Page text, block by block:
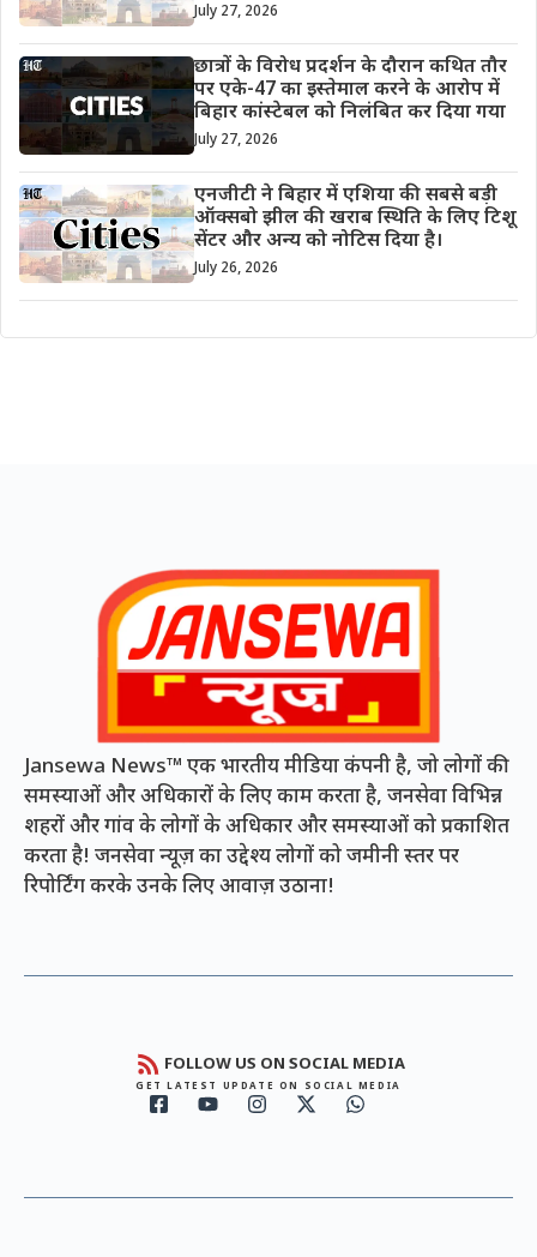
July 27, 2026
छात्रों के विरोध प्रदर्शन के दौरान कथित तौर
पर एके-47 का इस्तेमाल करने के आरोप में
बिहार कांस्टेबल को निलंबित कर दिया गया
July 27, 2026
एनजीटी ने बिहार में एशिया की सबसे बड़ी
ऑक्सबो झील की खराब स्थिति के लिए टिशू
सेंटर और अन्य को नोटिस दिया है।
July 26, 2026
Jansewa News™ एक भारतीय मीडिया कंपनी है, जो लोगों की
समस्याओं और अधिकारों के लिए काम करता है, जनसेवा विभिन्न
शहरों और गांव के लोगों के अधिकार और समस्याओं को प्रकाशित
करता है! जनसेवा न्यूज़ का उद्देश्य लोगों को जमीनी स्तर पर
रिपोर्टिंग करके उनके लिए आवाज़ उठाना!
FOLLOW US ON SOCIAL MEDIA
GET LATEST UPDATE ON SOCIAL MEDIA